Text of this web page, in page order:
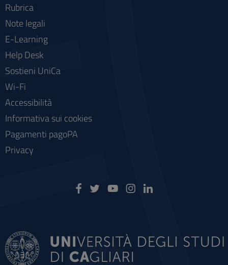
Rubrica
Note legali
E-Learning
Help Desk
Sostieni UniCa
Wi-Fi
Accessibilità
Informativa sui cookies
Pagamenti pagoPA
Privacy